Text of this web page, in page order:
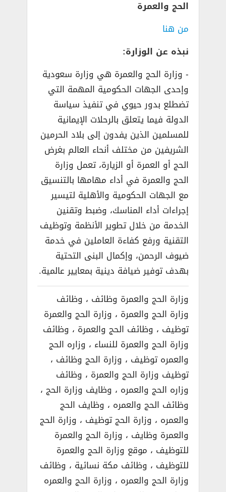
الحج والعمرة
من هنا
نبذه عن الوزارة:
­- وزارة الحج والعمرة هي وزارة سعودية
وإحدى الجهات الحكومية المهمة التي
تضطلع بدور حيوي في تنفيذ سياسة
الدولة فيما يتعلق بالرحلات الإيمانية
للمسلمين الذين يفدون إلى بلاد الحرمين
الشريفين من مختلف أنحاء العالم بغرض
الحج أو العمرة أو الزيارة، تعمل وزارة
الحج والعمرة في أداء مهامها بالتنسيق
مع الجهات الحكومية والأهلية لتيسير
إجراءات أداء المناسك، وضبط وتقنين
الخدمة من خلال تطوير الأنظمة وتوظيف
التقنية ورفع كفاءة العاملين في خدمة
ضيوف الرحمن، وإكمال البنى التحتية
بهدف توفير ضيافة دينية بمعايير عالمية.
وزارة الحج والعمرة وظائف ، وظائف
وزارة الحج والعمرة ، وزارة الحج والعمرة
توظيف ، وظائف الحج والعمرة ، وظائف
وزارة الحج والعمرة للنساء ، وزاره الحج
والعمره توظيف ، وزارة الحج وظائف ،
توظيف وزارة الحج والعمرة ، وظائف
وزاره الحج والعمره ، وظايف وزارة الحج ،
وظائف الحج والعمره ، وظايف الحج
والعمره ، وزارة الحج توظيف ، وزارة الحج
والعمرة وظايف ، وزارة الحج والعمرة
للتوظيف ، موقع وزارة الحج والعمرة
للتوظيف ، وظائف مكة نسائية ، وظائف
وزارة الحج والعمره ، وزارة الحج والعمره